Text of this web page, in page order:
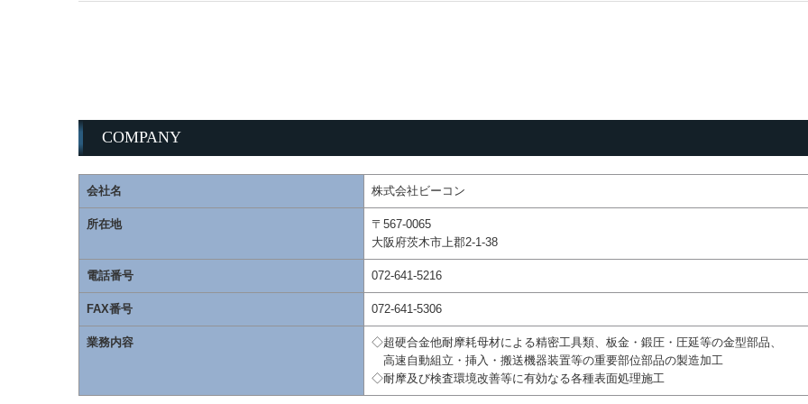
COMPANY
会社名 株式会社ビーコン
所在地
〒567-0065
大阪府茨木市上郡2-1-38
電話番号 072-641-5216
FAX番号 072-641-5306
業務内容
◇超硬合金他耐摩耗母材による精密工具類、板金・鍛圧・圧延等の金型部品、
高速自動組立・挿入・搬送機器装置等の重要部位部品の製造加工
◇耐摩及び検査環境改善等に有効なる各種表面処理施工